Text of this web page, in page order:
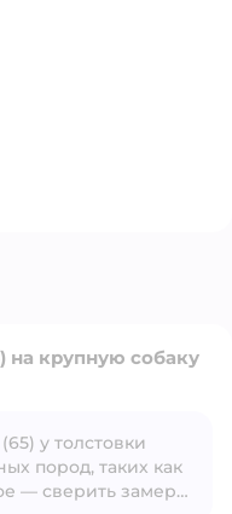
вопрос
на крупную собаку
у толстовки
пород, таких как
— сверить замеры